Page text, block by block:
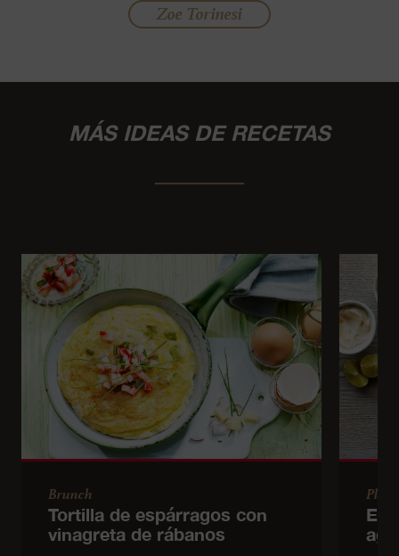
Zoe Torinesi
MÁS IDEAS DE RECETAS
Brunch
Tortilla de espárragos con
vinagreta de rábanos